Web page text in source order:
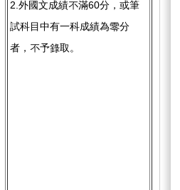
2.外國文成績不滿60分，或筆
試科目中有一科成績為零分
者，不予錄取。